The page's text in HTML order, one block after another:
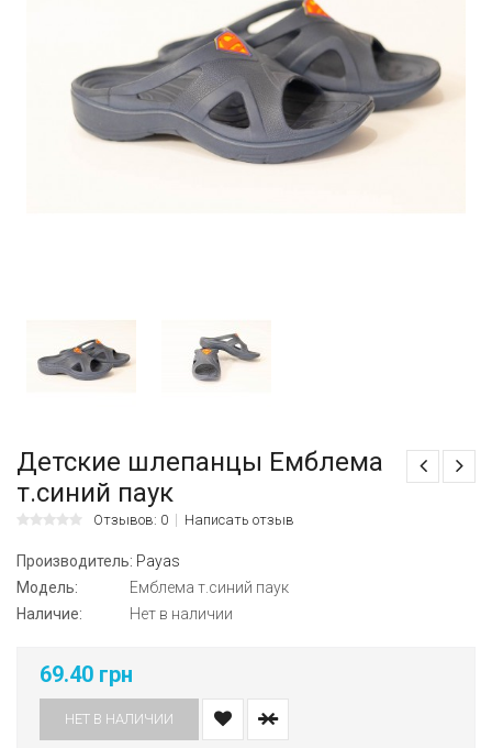
Детские шлепанцы Емблема
т.синий паук
Отзывов: 0 Написать отзыв
Производитель: Payas
Модель:
Емблема т.синий паук
Наличие:
Нет в наличии
69.40 грн
НЕТ В НАЛИЧИИ